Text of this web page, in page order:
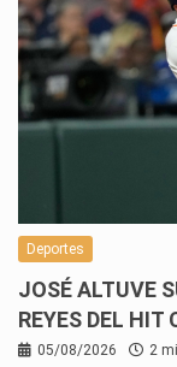
Deportes
JOSÉ ALTUVE
REYES DEL HIT
05/08/2026 2